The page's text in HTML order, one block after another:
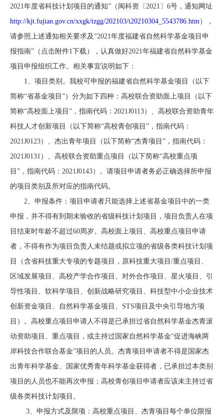
2021年度省科技计划项目的通知”（闽科资〔2021〕6号，通知网址
http://kjt.fujian.gov.cn/xxgk/tzgg/202103/t20210304_5543786.htm），
请参照上述通知相关要求及“2021年度福建省自然科学基金项目申
报指南”（点击附件1下载），认真做好2021年福建省自然科学基金
项目申报组织工作。相关事宜说明如下：
1、项目类别。我校可申报的福建省自然科学基金项目（以下
简称“省基金项目”）分为如下四种： 高校联合资助面上项目（以下
简称“高校面上项目”，指南代码：2021J0113）、 高校联合资助青年
科技人才创新项目（以下简称“高校青创项目”，指南代码：
2021J0123）、 杰出青年项目（以下简称“杰青项目”，指南代码：
2021J0131 ）、 高校联合资助重点项目（以下简称“高校重点项
目”，指南代码：2021J0143）。请项目申请者务必正确选择所申报
的项目类别及所对应的指南代码。
2、申报条件：项目申请者只能选择上述省基金项目中的一类
申报，并不得有到期未验收的省级科技计划项目， 项目负责人在项
目结束时年龄不超过60周岁。高校面上项目、高校重点项目申请
者，不得有作为项目负责人未结题或拟立项的省级各类科技计划项
目
（含省科技重大专项的专题项目，原科技重大项目/重点项目、
区域发展项目、高校产学合作项目、对外合作项目、星火项目、引
导性项目、软科学项目、创新战略研究项目、科技型中小企业技术
创新资金项目、自然科学基金项目、STS项目及中央引导地方项
目）。 高校重点项目申请人不得是已承担过省自然科学基金杰青滚
动资助项目、重点项目，或主持过国家自然科学基金“促进海峡两
岸科技合作联合基金”项目的人员。 杰青项目申请者不得是国家杰
出青年科学基金、国家优秀青年科学基金获得者，已承担过本类别
项目的人员也不能再次申报；高校青创项目申请者应该未主持过省
级各类科技计划项目。
3、申报方式及限项： 高校重点项目、杰青项目每个单位限报